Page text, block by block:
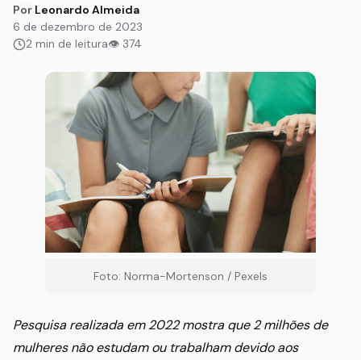
Por Leonardo Almeida
6 de dezembro de 2023
2 min de leitura👁 374
Foto: Norma-Mortenson / Pexels
Pesquisa realizada em 2022 mostra que 2 milhões de
mulheres não estudam ou trabalham devido aos